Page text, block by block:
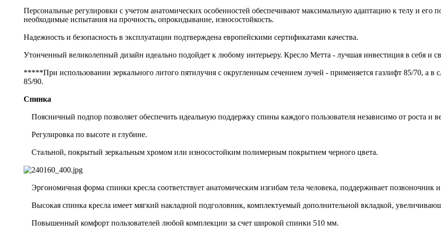
Персональные регулировки с учетом анатомических особенностей обеспечивают максимальную адаптацию к телу и
необходимые испытания на прочность, опрокидывание, износостойкость.
Надежность и безопасность в эксплуатации подтверждена европейскими сертификатами качества.
Утонченный великолепный дизайн идеально подойдет к любому интерьеру. Кресло Метта - лучшая инвестиция в себя и
*****При использовании зеркального литого пятилучия с округленным сечением лучей - применяется газлифт 85/70, а в
85/90.
Спинка
Поясничный подпор позволяет обеспечить идеальную поддержку спины каждого пользователя независимо от роста и
Регулировка по высоте и глубине.
Стальной, покрытый зеркальным хромом или износостойким полимерным покрытием черного цвета.
Эргономичная форма спинки кресла соответствует анатомическим изгибам тела человека, поддерживает позвоночник
Высокая спинка кресла имеет мягкий накладной подголовник, комплектуемый дополнительной вкладкой,
Повышенный комфорт пользователей любой комплекции за счет широкой спинки 510 мм.